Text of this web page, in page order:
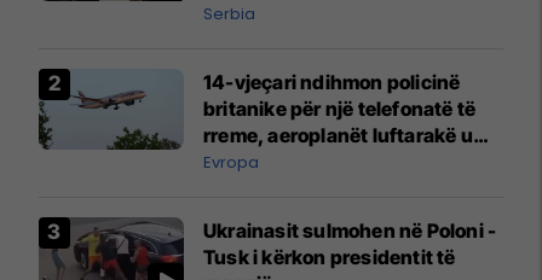
Serbia
14-vjeçari ndihmon policinë
britanike për një telefonatë të
rreme, aeroplanët luftarakë u
ngritën në ajër për të
Mançesterit
Evropa
Ukrainasit sulmohen në Poloni -
Tusk i kërkon presidentit të